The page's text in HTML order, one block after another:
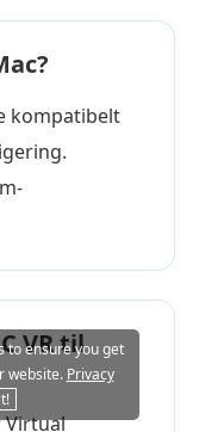
kompatibelt
VR til
Virtual
to ensure you get
website. Privacy